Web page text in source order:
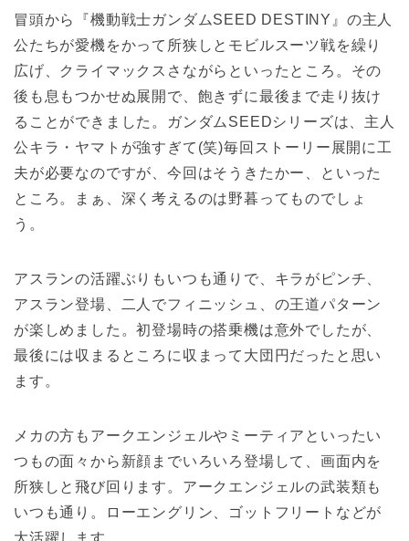
冒頭から『機動戦士ガンダムSEED DESTINY』の主人
公たちが愛機をかって所狭しとモビルスーツ戦を繰り
広げ、クライマックスさながらといったところ。その
後も息もつかせぬ展開で、飽きずに最後まで走り抜け
ることができました。ガンダムSEEDシリーズは、主人
公キラ・ヤマトが強すぎて(笑)毎回ストーリー展開に工
夫が必要なのですが、今回はそうきたかー、といった
ところ。まぁ、深く考えるのは野暮ってものでしょ
う。
アスランの活躍ぶりもいつも通りで、キラがピンチ、
アスラン登場、二人でフィニッシュ、の王道パターン
が楽しめました。初登場時の搭乗機は意外でしたが、
最後には収まるところに収まって大団円だったと思い
ます。
メカの方もアークエンジェルやミーティアといったい
つもの面々から新顔までいろいろ登場して、画面内を
所狭しと飛び回ります。アークエンジェルの武装類も
いつも通り。ローエングリン、ゴットフリートなどが